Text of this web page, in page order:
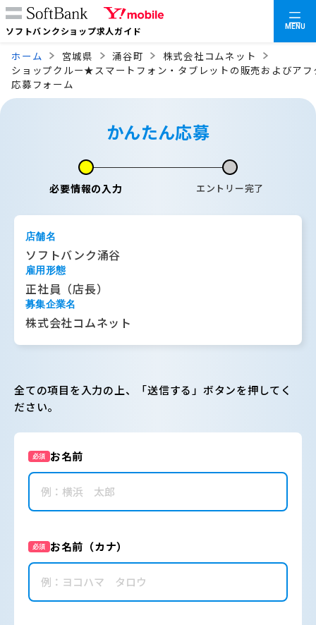
ソフトバンクショップ求人ガイド MENU
ホーム 宮城県 涌谷町
株式会社コムネット
ショップクルー★スマートフォン・タブレットの販売およびア
応募フォーム
かんたん応募
必要情報の入力 エントリー完了
店舗名
ソフトバンク涌谷
雇用形態
正社員（店長）
募集企業名
株式会社コムネット
全ての項目を入力の上、「送信する」ボタンを押してく
ださい。
必須 お名前
必須 お名前（カナ）